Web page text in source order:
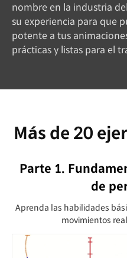
nombre en la industria
su experiencia para que
potente a tus
prácticas y listas para el
Más de 20
Parte 1.
de
Aprenda las habilidades
movimientos